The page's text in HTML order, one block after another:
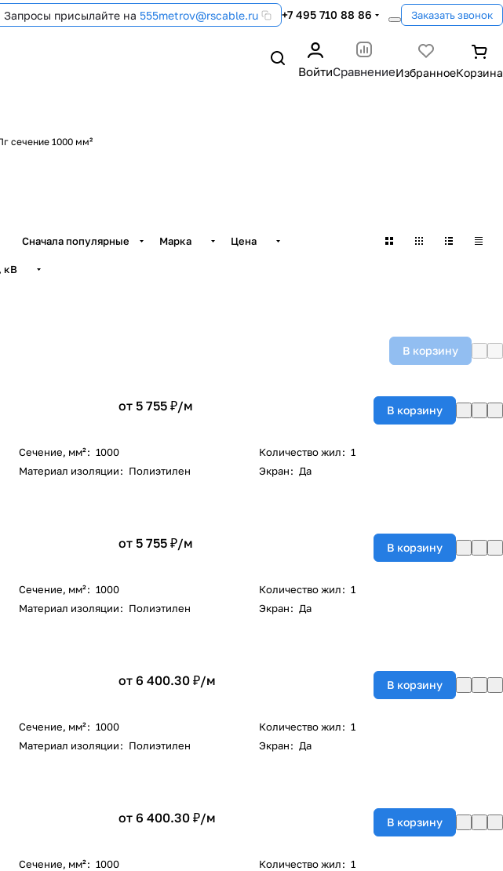
Запросы присылайте на 555metrov@rscable.ru +7 495 710 88 86 Заказать звонок
ВойтиСравнение
сечение 1000 мм²
Сначала популярные Марка Цена
кВ
В корзину
от 5 755 ₽/м В корзину
Сечение, мм²: 1000 Количество жил: 1
Материал изоляции: Полиэтилен Экран: Да
от 5 755 ₽/м В корзину
Сечение, мм²: 1000 Количество жил: 1
Материал изоляции: Полиэтилен Экран: Да
от 6 400.30 ₽/м В корзину
Сечение, мм²: 1000 Количество жил: 1
Материал изоляции: Полиэтилен Экран: Да
от 6 400.30 ₽/м В корзину
Сечение, мм²: 1000 Количество жил: 1